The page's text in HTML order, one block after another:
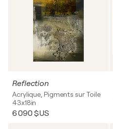
Reflection
Acrylique, Pigments sur Toile
43x18in
6 090 $US